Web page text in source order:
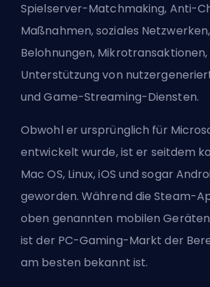
Spielserver-Matchmaking, Anti-
Maßnahmen, soziales
Belohnungen, Mikrotransaktionen,
Unterstützung von
und Game-Streaming-Diensten.
Obwohl er ursprünglich für
entwickelt wurde, ist er seitdem
Mac OS, Linux, iOS und sogar
geworden. Während die Steam-
oben genannten mobilen
ist der PC-Gaming-Markt der
am besten bekannt ist.